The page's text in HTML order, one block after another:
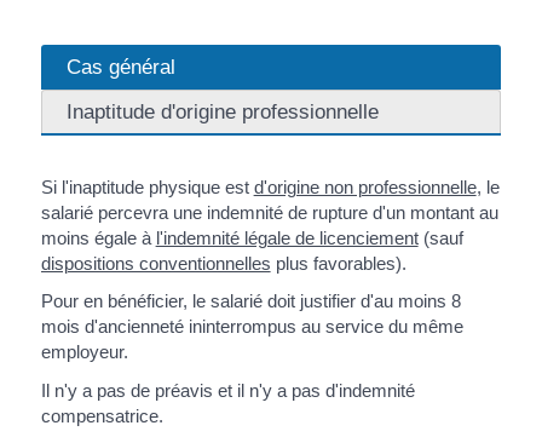
Cas général
Inaptitude d'origine professionnelle
Si l'inaptitude physique est d'origine non professionnelle, le
salarié percevra une indemnité de rupture d'un montant au
moins égale à l'indemnité légale de licenciement(sauf
dispositions conventionnelles plus favorables).
Pour en bénéficier, le salarié doit justifier d'au moins 8
mois d'ancienneté ininterrompus au service du même
employeur.
Il n'y a pas de préavis et il n'y a pas d'indemnité
compensatrice.